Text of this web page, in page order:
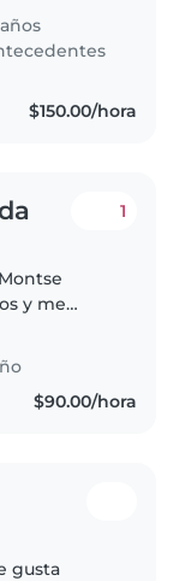
son niños
He
$150.00/hora
1
cuidado a
$90.00/hora
gusta